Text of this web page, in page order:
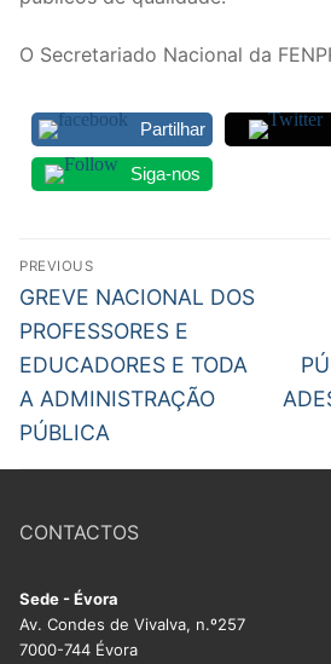
O Secretariado Nacional da
Partilhar
Siga-nos
Navegação
de
artigos
PREVIOUS
Previous
post:
GREVE NACIONAL DOS
PROFESSORES E
EDUCADORES E TODA
A ADMINISTRAÇÃO
PÚBLICA
CONTACTOS
Sede - Évora
Av. Condes de Vivalva, n.º257
7000-744 Évora